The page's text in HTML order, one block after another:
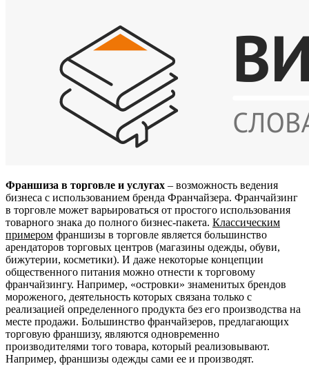
Франшиза в торговле и услугах – возможность ведения
бизнеса с использованием бренда Франчайзера. Франчайзинг
в торговле может варьироваться от простого использования
товарного знака до полного бизнес-пакета. Классическим
примером франшизы в торговле является большинство
арендаторов торговых центров (магазины одежды, обуви,
бижутерии, косметики). И даже некоторые концепции
общественного питания можно отнести к торговому
франчайзингу. Например, «островки» знаменитых брендов
мороженого, деятельность которых связана только с
реализацией определенного продукта без его производства на
месте продажи. Большинство франчайзеров, предлагающих
торговую франшизу, являются одновременно
производителями того товара, который реализовывают.
Например, франшизы одежды сами ее и производят.